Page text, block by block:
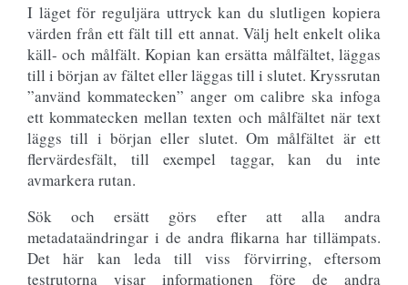
I läget för reguljära uttryck kan du slutligen kopiera
värden från ett fält till ett annat. Välj helt enkelt olika
käll- och målfält. Kopian kan ersätta målfältet, läggas
till i början av fältet eller läggas till i slutet. Kryssrutan
”använd kommatecken” anger om calibre ska infoga
ett kommatecken mellan texten och målfältet när text
läggs till i början eller slutet. Om målfältet är ett
flervärdesfält, till exempel taggar, kan du inte
avmarkera rutan.
Sök och ersätt görs efter att alla andra
metadataändringar i de andra flikarna har tillämpats.
Det här kan leda till viss förvirring, eftersom
testrutorna visar informationen före de andra